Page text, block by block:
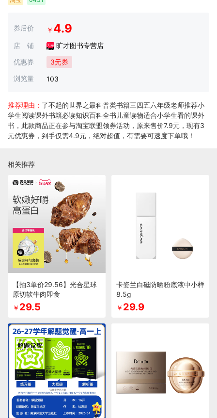
券后价 ￥ 4.9
店 铺
旷才图书专营店
优惠券
3元券
浏览量
103
推荐理由： 了不起的世界之最科普类书籍三四五六年级老师推荐小
学生阅读课外书籍必读知识百科全书儿童读物适合小学生看的课外
书，此款商品正在参与淘宝联盟领券活动，原来售价7.9元，现有3
元优惠券，到手仅需4.9元，绝对超值，有需要可速度下单哦！
相关推荐
【拍3单价29.56】光合星球
原切软牛肉即食
￥ 29.5
卡姿兰白磁防晒粉底液中小样
8.5g
￥ 29.9